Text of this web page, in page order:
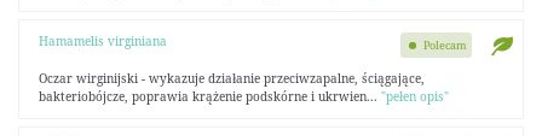
Hamamelis virginiana
Oczar wirginijski - wykazuje działanie przeciwzapalne, ściągające,
bakteriobójcze, poprawia krążenie podskórne i ukrwien... "pełen opis"
Polecam